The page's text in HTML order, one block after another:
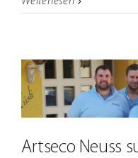
Artseco Neuss